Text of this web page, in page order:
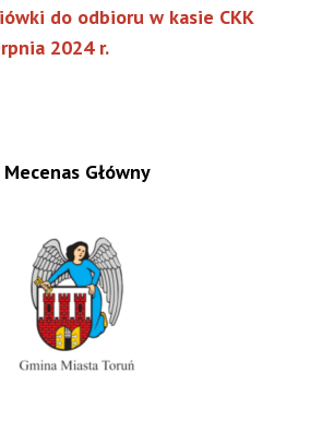
do odbioru w kasie CKK
2024 r.
Mecenas Główny